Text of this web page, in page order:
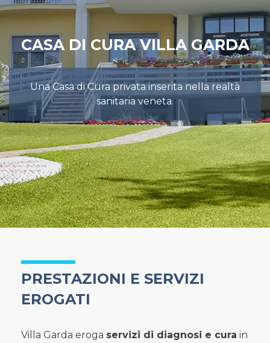
CASA DI CURA VILLA GARDA
Una Casa di Cura privata inserita nella realtà
sanitaria veneta.
PRESTAZIONI E SERVIZI
EROGATI
Villa Garda eroga servizi di diagnosi e cura in